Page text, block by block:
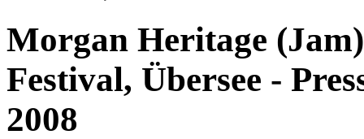
Morgan Heritage (Jam)
Festival, Übersee -
2008